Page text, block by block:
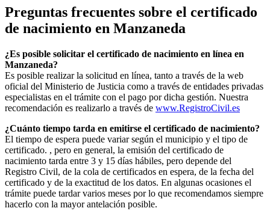
Preguntas frecuentes sobre el certificado
de nacimiento en Manzaneda
¿Es posible solicitar el certificado de nacimiento en línea en
Manzaneda?
Es posible realizar la solicitud en línea, tanto a través de la web
oficial del Ministerio de Justicia como a través de entidades privadas
especialistas en el trámite con el pago por dicha gestión. Nuestra
recomendación es realizarlo a través de www.RegistroCivil.es
¿Cuánto tiempo tarda en emitirse el certificado de nacimiento?
El tiempo de espera puede variar según el municipio y el tipo de
certificado. , pero en general, la emisión del certificado de
nacimiento tarda entre 3 y 15 días hábiles, pero depende del
Registro Civil, de la cola de certificados en espera, de la fecha del
certificado y de la exactitud de los datos. En algunas ocasiones el
trámite puede tardar varios meses por lo que recomendamos siempre
hacerlo con la mayor antelación posible.